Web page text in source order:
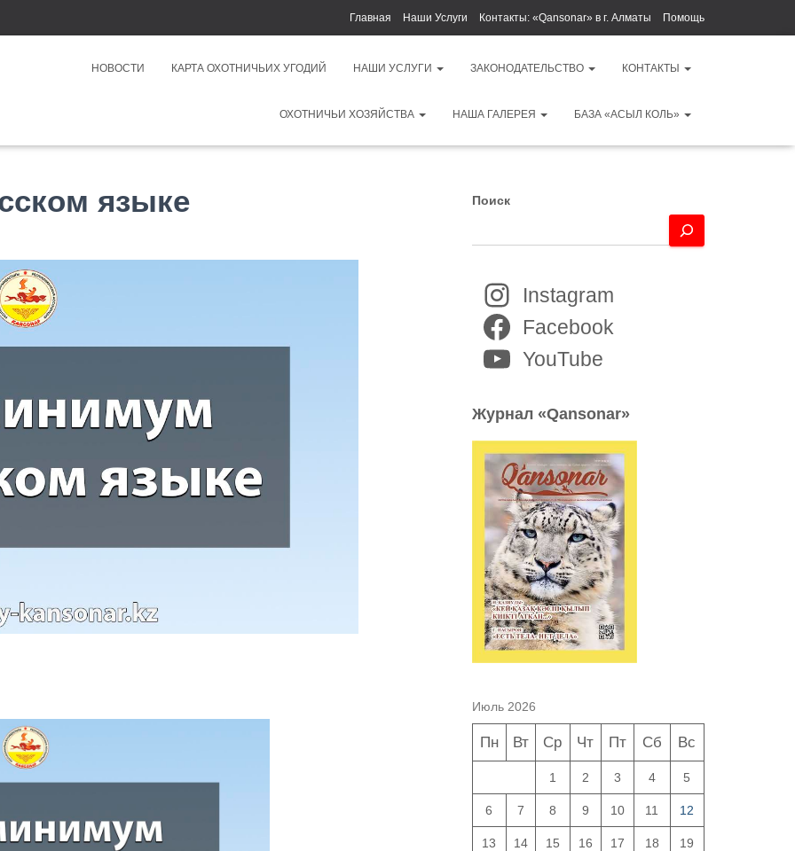
Главная Наши Услуги Контакты: «Qansonar» в г. Алматы Помощь
НОВОСТИ КАРТА ОХОТНИЧЬИХ УГОДИЙ НАШИ УСЛУГИ ЗАКОНОДАТЕЛЬСТВО КОНТАКТЫ
ОХОТНИЧЬИ ХОЗЯЙСТВА НАША ГАЛЕРЕЯ БАЗА «АСЫЛ КОЛЬ»
языке Поиск
Instagram
Facebook
YouTube
Журнал «Qansonar»
Июль 2026
Пн Вт Ср Чт Пт Сб Вс
1 2 3 4 5
6 7 8 9 10 11 12
13 14 15 16 17 18 19